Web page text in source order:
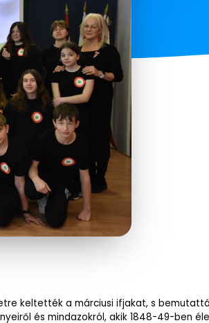
keltették a márciusi ifjakat, s
és mindazokról, akik 1848-49-ben